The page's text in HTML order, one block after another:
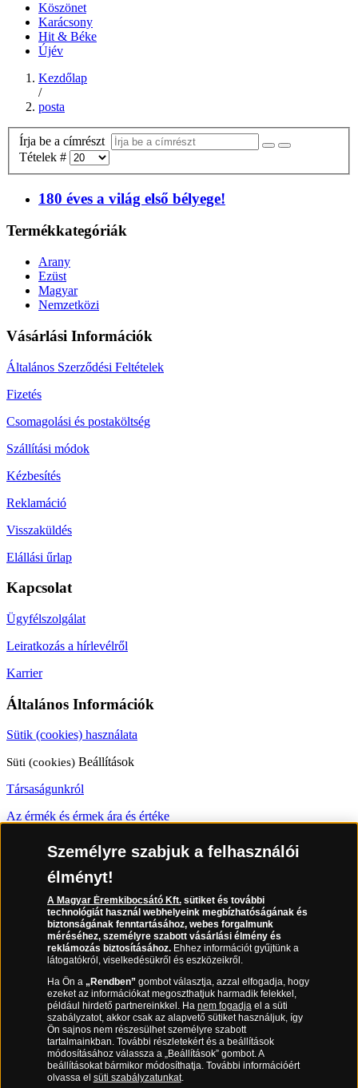
Köszönet
Karácsony
Hit & Béke
Újév
Kezdőlap
/
posta
Írja be a címrészt
Tételek #
180 éves a világ első bélyege!
Termékkategóriák
Arany
Ezüst
Magyar
Nemzetközi
Vásárlási Információk
Általános Szerződési Feltételek
Fizetés
Csomagolási és postaköltség
Szállítási módok
Kézbesítés
Reklamáció
Visszaküldés
Elállási űrlap
Kapcsolat
Ügyfélszolgálat
Leiratkozás a hírlevélről
Karrier
Általános Információk
Sütik (cookies) használata
Süti (cookies) Beállítások
Társaságunkról
Az érmék és érmek ára és értéke
Gyakran ismételt kérdések
Adatkezelés
06 80 888 889
(díjmentesen hívható hétfőtől csütörtökig 9.00 és 17.00 óra között,
péntekenként 9.00 és 15.00 óra között)
Személyre szabjuk a felhasználói
élményt!
A Magyar Éremkibocsátó Kft.sütiket és további
technológiát használ webhelyeink megbízhatóságának és
biztonságának fenntartásához, webes forgalmunk
méréséhez, személyre szabott vásárlási élmény és
reklámozás biztosításához.Ehhez információt gyűjtünk a
látogatókról, viselkedésükről és eszközeikről.
Ha Ön a „Rendben”gombot választja, azzal elfogadja, hogy
ezeket az információkat megoszthatjuk harmadik felekkel,
például hirdető partnereinkkel. Ha nem fogadjael a süti
szabályzatot, akkor csak az alapvető sütiket használjuk, így
Ön sajnos nem részesülhet személyre szabott
tartalmainkban. További részletekért és a beállítások
módosításához válassza a „Beállítások” gombot. A
beállításokat bármikor módosíthatja. További információért
olvassa el süti szabályzatunkat.